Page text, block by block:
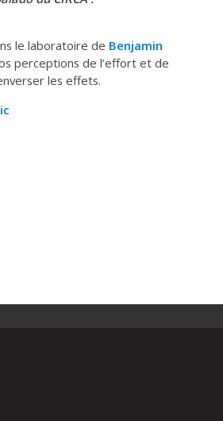
le laboratoire de Benjamin
perceptions de l’effort et de
les effets.